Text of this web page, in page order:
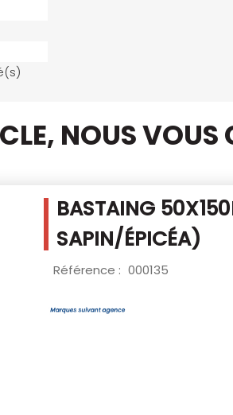
NOUS VOUS
BASTAING
SAPIN/ÉPICÉA)
Référence : 000135